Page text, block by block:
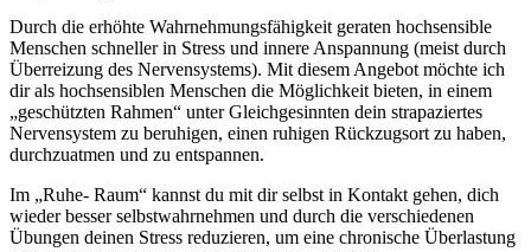
Durch die erhöhte Wahrnehmungsfähigkeit geraten hochsensible
Menschen schneller in Stress und innere Anspannung (meist durch
Überreizung des Nervensystems). Mit diesem Angebot möchte ich
dir als hochsensiblen Menschen die Möglichkeit bieten, in einem
„geschützten Rahmen“ unter Gleichgesinnten dein strapaziertes
Nervensystem zu beruhigen, einen ruhigen Rückzugsort zu haben,
durchzuatmen und zu entspannen.
Im „Ruhe- Raum“ kannst du mit dir selbst in Kontakt gehen, dich
wieder besser selbstwahrnehmen und durch die verschiedenen
Übungen deinen Stress reduzieren, um eine chronische Überlastung